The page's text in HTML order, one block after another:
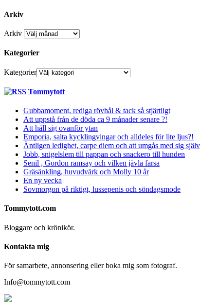
Arkiv
Arkiv
Kategorier
Kategorier
Tommytott
Gubbamoment, rediga rövhål & tack så stjärtligt
Att uppstå från de döda ca 9 månader senare ?!
Att håll sig ovanför ytan
Emporia, salta kycklingvingar och alldeles för lite ljus?!
Äntligen ledighet, carpe diem och att umgås med sig själv
Jobb, snigelslem till pappan och snackero till hunden
Senil , Gordon ramsay och vilken jävla farsa
Gräsänkling, huvudvärk och Molly 10 år
En ny vecka
Sovmorgon på riktigt, lussepenis och söndagsmode
Tommytott.com
Bloggare och krönikör.
Kontakta mig
För samarbete, annonsering eller boka mig som fotograf.
Info@tommytott.com